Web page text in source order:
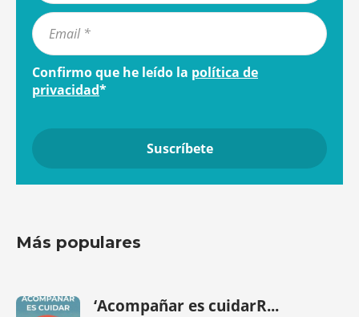
Confirmo que he leído la política de
privacidad*
Más populares
‘Acompañar es cuidarR...